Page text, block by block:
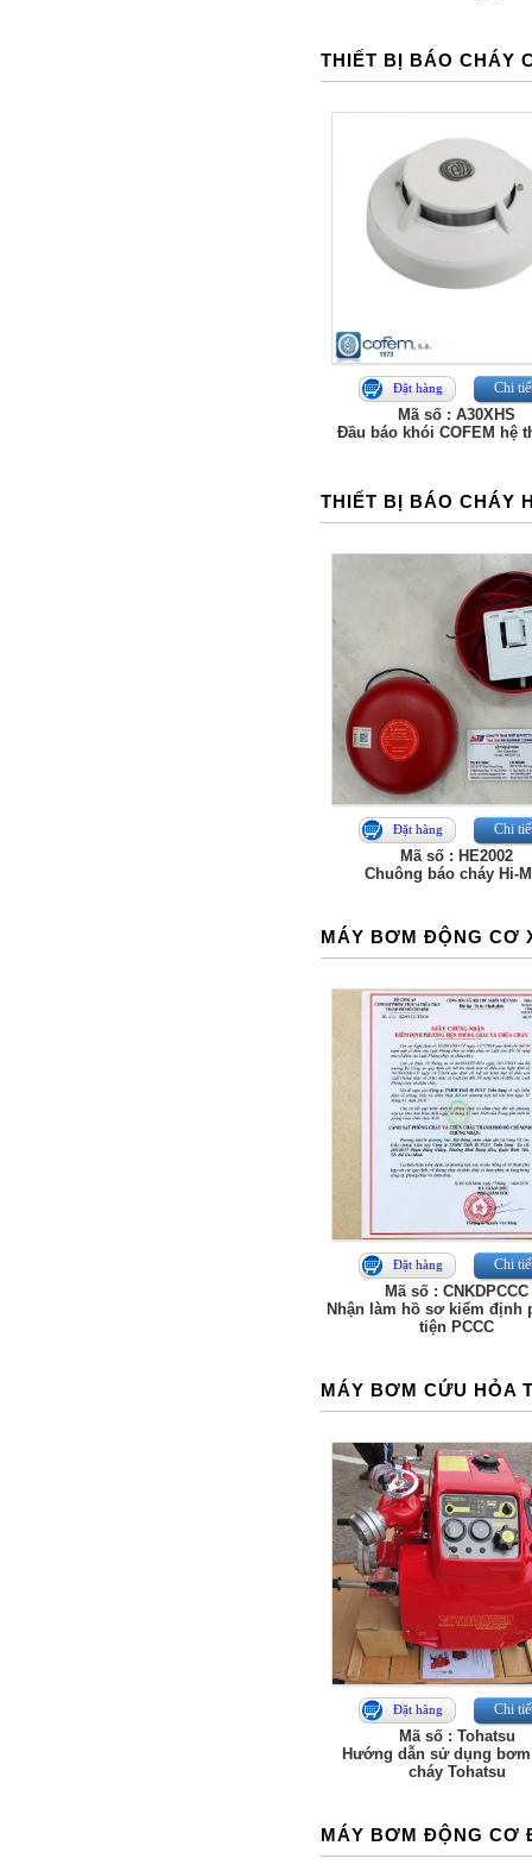
THIẾT BỊ BÁO CHÁY
Đặt hàng Chi
Mã số : A30XHS
Đầu báo khói COFEM hệ
THIẾT BỊ BÁO CHÁY
Đặt hàng Chi
Mã số : HE2002
Chuông báo cháy Hi-
MÁY BƠM ĐỘNG CƠ
Đặt hàng Chi
Mã số : CNKDPCCC
Nhận làm hồ sơ kiểm định
tiện PCCC
MÁY BƠM CỨU HỎA
Đặt hàng Chi
Mã số : Tohatsu
Hướng dẫn sử dụng
cháy Tohatsu
MÁY BƠM ĐỘNG CƠ